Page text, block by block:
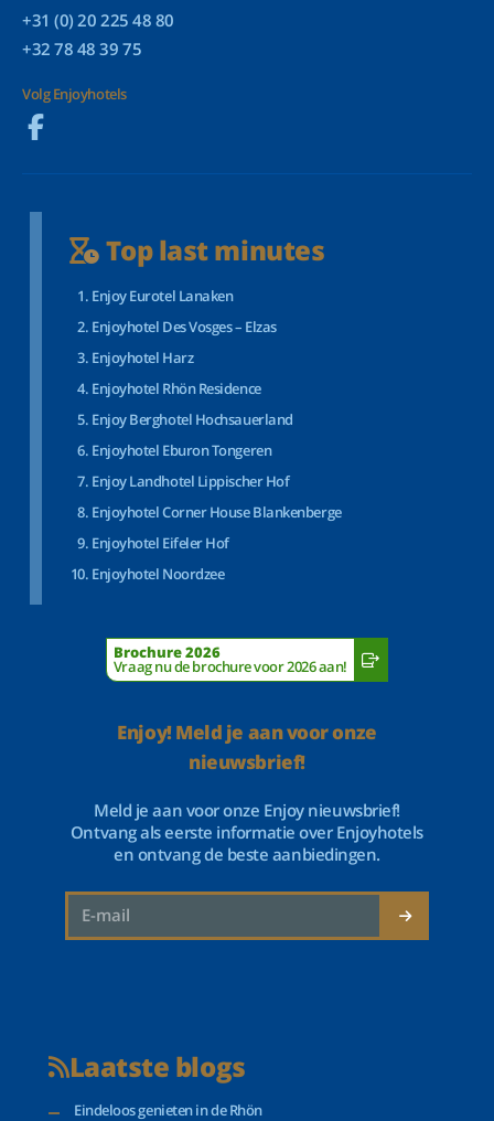
+31 (0) 20 225 48 80
+32 78 48 39 75
Volg Enjoyhotels
Top last minutes
Enjoy Eurotel Lanaken
Enjoyhotel Des Vosges – Elzas
Enjoyhotel Harz
Enjoyhotel Rhön Residence
Enjoy Berghotel Hochsauerland
Enjoyhotel Eburon Tongeren
Enjoy Landhotel Lippischer Hof
Enjoyhotel Corner House Blankenberge
Enjoyhotel Eifeler Hof
Enjoyhotel Noordzee
Brochure 2026
Vraag nu de brochure voor 2026 aan!
Enjoy! Meld je aan voor onze
nieuwsbrief!
Meld je aan voor onze Enjoy nieuwsbrief!
Ontvang als eerste informatie over Enjoyhotels
en ontvang de beste aanbiedingen.
Laatste blogs
Eindeloos genieten in de Rhön